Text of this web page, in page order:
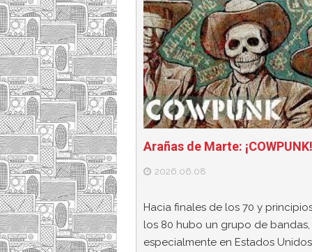
Arañas de Marte: ¡COWPUNK!
2026.06.08
Hacia finales de los 70 y
los 80 hubo un grupo de bandas,
especialmente en Estados